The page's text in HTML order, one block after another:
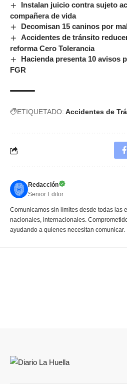
Instalan juicio contra sujeto
compañera de vida
Decomisan 15 caninos por
Accidentes de tránsito
reforma Cero Tolerancia
Hacienda presenta 10 avisos
FGR
ETIQUETADO: Accidentes de
Redacción
Senior Editor
Comunicamos sin límites desde todas las
nacionales, internacionales.
ayudando a quienes necesitan comunicar.